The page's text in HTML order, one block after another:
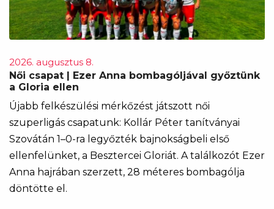
2026. augusztus 8.
Női csapat | Ezer Anna bombagóljával győztünk
a Gloria ellen
Újabb felkészülési mérkőzést játszott női
szuperligás csapatunk: Kollár Péter tanítványai
Szovátán 1–0-ra legyőzték bajnokságbeli első
ellenfelünket, a Besztercei Gloriát. A találkozót Ezer
Anna hajrában szerzett, 28 méteres bombagólja
döntötte el.